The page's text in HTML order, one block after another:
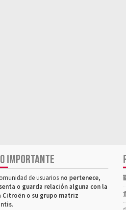
IMPORTANTE
de usuarios no pertenece,
o guarda relación alguna con la
Citroën o su grupo matriz
.